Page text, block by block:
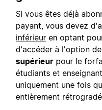
Si vous êtes déjà
payant, vous devez
inférieur en optant
d'accéder à l'option de
supérieur pour le
étudiants et
uniquement une fois
entièrement